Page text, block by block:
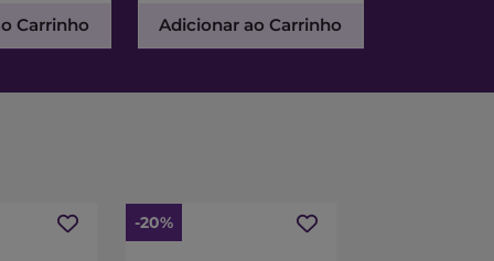
Carrinho Adicionar ao Carrinho
-20%